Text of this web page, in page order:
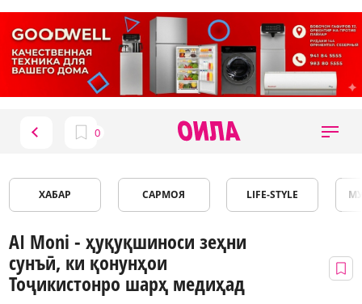
ХАБАР САРМОЯ LIFE-STYLE
AI Moni - ҳуқуқшиноси зеҳни
сунъӣ, ки қонунҳои
Тоҷикистонро шарҳ медиҳад